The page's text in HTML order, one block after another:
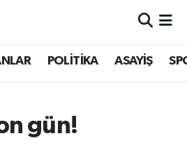
POLİTİKA ASAYİŞ
gün!